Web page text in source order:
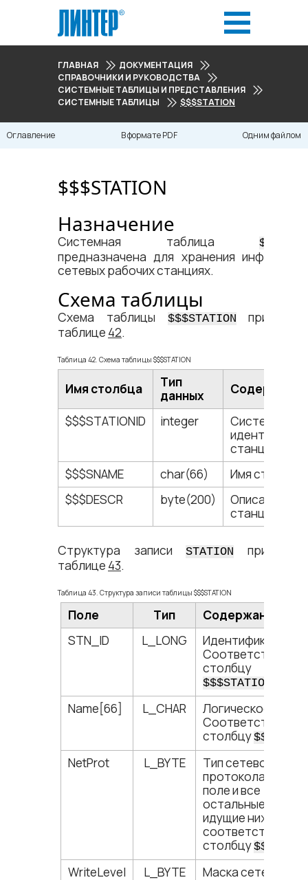
ГЛАВНАЯ
ДОКУМЕНТАЦИЯ
СПРАВОЧНИКИ И РУКОВОДСТВА
СИСТЕМНЫЕ ТАБЛИЦЫ И ПРЕДСТАВЛЕНИЯ
СИСТЕМНЫЕ ТАБЛИЦЫ
$$$STATION
Оглавление В формате PDF Одним файлом
$$$STATION
Назначение
Системная таблица
предназначена для хранения
сетевых рабочих станциях.
Схема таблицы
Схема таблицы $$$STATION
таблице 42.
Таблица 42. Схема таблицы $$$STATION
Имя столбца
Тип
данных
Содержание
$$$STATIONID integer
Системный
станции.
$$$SNAME
char(66)
Имя станции.
$$$DESCR
byte(200)
Описание
станции.
Структура записи STATION
таблице 43.
Таблица 43. Структура записи таблицы $$$STATION
Поле Тип
Содержание
STN_ID
L_LONG
Идентификатор.
Соответствует
столбцу
$$$STATIONID
Name[66]
L_CHAR
Логическое имя.
Соответствует
столбцу$$$SNAME
NetProt L_BYTE
Тип сетевого
протокола. Это
поле и все
остальные поля,
идущие ниже,
соответствуют
столбцу$$$DESCR
WriteLevel L_BYTE
Маска сетевого